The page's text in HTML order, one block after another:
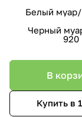
Белый муар/
Черный
920
В
Купить в